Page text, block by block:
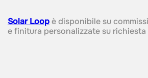
Solar Loopè disponibile su
e finitura personalizzate su richiesta